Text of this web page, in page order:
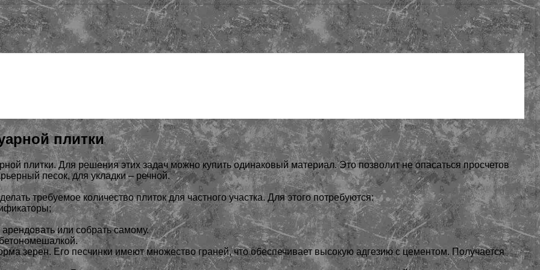
плитки
плитки. Для решения этих задач можно купить одинаковый материал. Это позволит не опасаться просчетов
песок, для укладки – речной.
требуемое количество плиток для частного участка. Для этого потребуются:
или собрать самому.
зерен. Его песчинки имеют множество граней, что обеспечивает высокую адгезию с цементом. Получается